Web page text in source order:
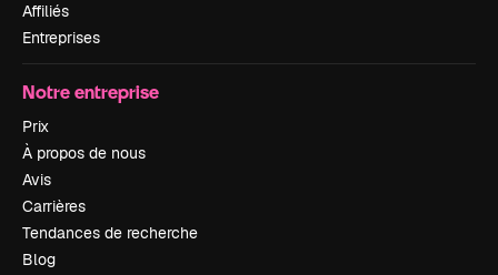
Affiliés
Entreprises
Notre entreprise
Prix
À propos de nous
Avis
Carrières
Tendances de recherche
Blog